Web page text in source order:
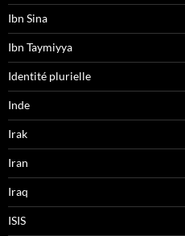
Ibn Sina
Ibn Taymiyya
Identité plurielle
Inde
Irak
Iran
Iraq
ISIS